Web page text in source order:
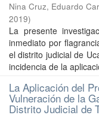
Nina Cruz, Eduardo
2019)
La presente
inmediato por
el distrito judicial de
incidencia de la
La Aplicación del
Vulneración de la
Distrito Judicial de